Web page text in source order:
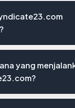
yang